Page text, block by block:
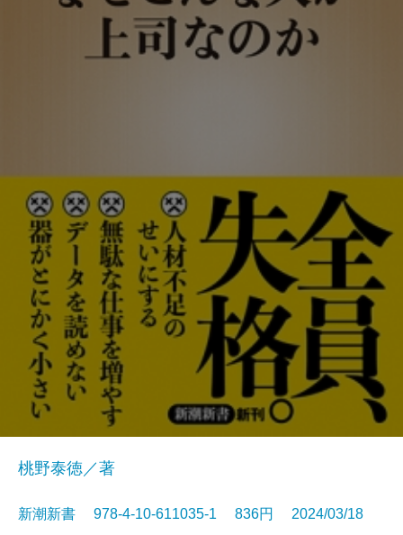
桃野泰徳／著
新潮新書 978-4-10-611035-1 836円 2024/03/18